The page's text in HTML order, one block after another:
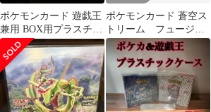
ポケモンカード 遊戯王
兼用 BOX用プラスチッ
クケース ボックスロ
ーダー60
ポケモンカード 蒼空ス
トリーム フュージョ
ンアーツ シュリンク付
き 韓国版